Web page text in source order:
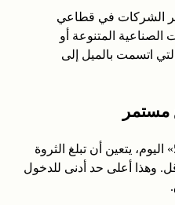
الشركات في قطاعي
الصناعية المتنوعة أو
التي اتسمت بالميل إلى
مستمر
للدخول في قائمة «بلومبرغ 500» اليوم، يتعين أن تبلغ الثروة
وهذا أعلى حد أدنى للدخول